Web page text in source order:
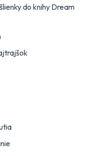
do knihy Dream